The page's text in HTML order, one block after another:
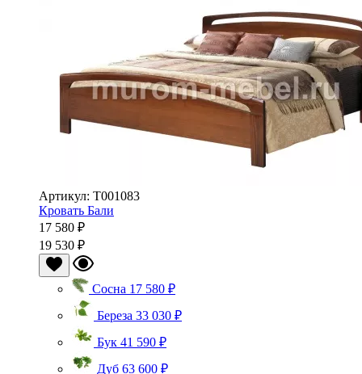
Артикул: Т001083
Кровать Бали
17 580 ₽
19 530 ₽
Сосна 17 580 ₽
Береза 33 030 ₽
Бук 41 590 ₽
Дуб 63 600 ₽